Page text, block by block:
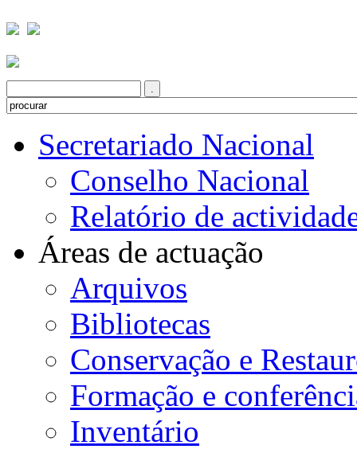
Secretariado Nacional
Conselho Nacional
Relatório de
Áreas de actuação
Arquivos
Bibliotecas
Conservação e
Formação e
Inventário